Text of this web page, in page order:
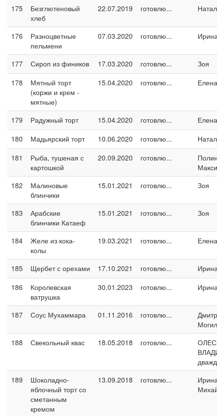
175
Безглютеновый
хлеб
22.07.2019 готовлю...
176
Разноцветные
пельмени
07.03.2020 готовлю...
177 Сироп из фиников 17.03.2020 готовлю...
Зоя
178
Мятный торт
(коржи и крем -
мятные)
15.04.2020 готовлю...
179 Радужный торт 15.04.2020 готовлю...
180
Мадьярский торт 10.06.2020 готовлю...
181
Рыба, тушеная с
картошкой
20.09.2020 готовлю...
182
Малиновые
блинчики
15.01.2021 готовлю... Зоя
183
Арабские
блинчики Катаеф
15.01.2021 готовлю... Зоя
184
Желе из кока-
колы
19.03.2021 готовлю...
185 Щербет с орехами 17.10.2021 готовлю...
186
Королевская
ватрушка
30.01.2023 готовлю...
187 Соус Мухаммара 01.11.2016 готовлю...
188
Свекольный квас 18.05.2018 готовлю...
189
Шоколадно-
яблочный торт со
сметанным
кремом
13.09.2018 готовлю...